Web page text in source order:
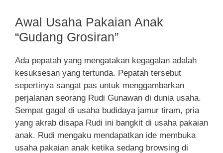
Awal Usaha Pakaian Anak
“Gudang Grosiran”
Ada pepatah yang mengatakan kegagalan adalah
kesuksesan yang tertunda. Pepatah tersebut
sepertinya sangat pas untuk menggambarkan
perjalanan seorang Rudi Gunawan di dunia usaha.
Sempat gagal di usaha budidaya jamur tiram, pria
yang akrab disapa Rudi ini bangkit di usaha pakaian
anak. Rudi mengaku mendapatkan ide membuka
usaha pakaian anak ketika sedang browsing di